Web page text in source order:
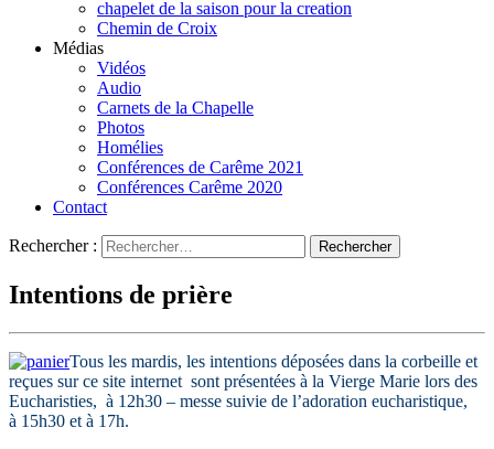
chapelet de la saison pour la creation
Chemin de Croix
Médias
Vidéos
Audio
Carnets de la Chapelle
Photos
Homélies
Conférences de Carême 2021
Conférences Carême 2020
Contact
Rechercher :
Intentions de prière
Tous les mardis, les intentions déposées dans la corbeille et
reçues sur ce site internet sont présentées à la Vierge Marie lors des
Eucharisties, à 12h30 – messe suivie de l’adoration eucharistique,
à 15h30 et à 17h.